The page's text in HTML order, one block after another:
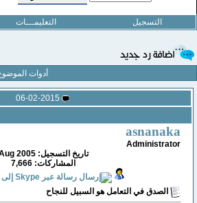
التسجيل التعليمـــات
أدوات الموضوع
06-02-2015
asnanaka
Administrator
تاريخ التسجيل: Aug 2005
المشاركات: 7,666
الصدق في التعامل هو السبيل للنجاح